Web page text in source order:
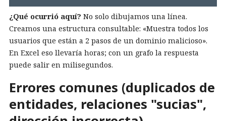
¿Qué ocurrió aquí? No solo dibujamos una línea.
Creamos una estructura consultable: «Muestra todos los
usuarios que están a 2 pasos de un dominio malicioso».
En Excel eso llevaría horas; con un grafo la respuesta
puede salir en milisegundos.
Errores comunes (duplicados de
entidades, relaciones "sucias",